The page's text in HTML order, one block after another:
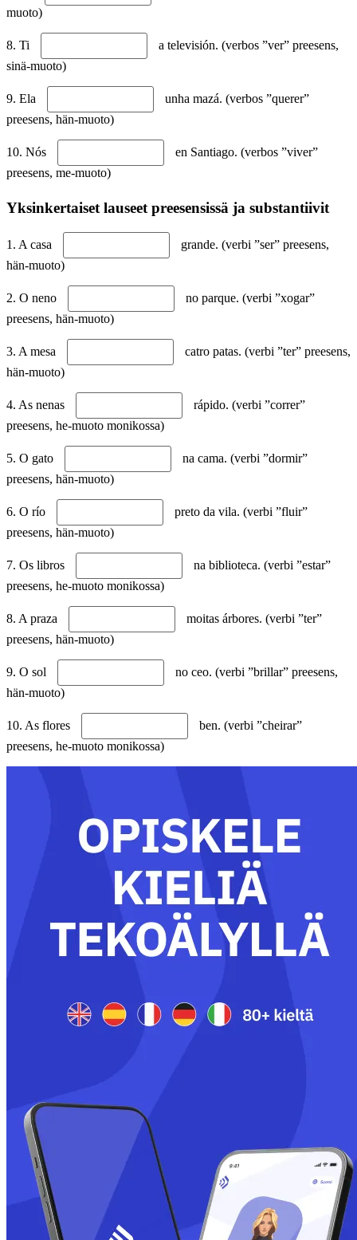
muoto)
8. Ti
a televisión. (verbos ”ver” preesens,
sinä-muoto)
9. Ela
unha mazá. (verbos ”querer”
preesens, hän-muoto)
10. Nós
en Santiago. (verbos ”viver”
preesens, me-muoto)
Yksinkertaiset lauseet preesensissä ja substantiivit
1. A casa
grande. (verbi ”ser” preesens,
hän-muoto)
2. O neno
no parque. (verbi ”xogar”
preesens, hän-muoto)
3. A mesa
catro patas. (verbi ”ter” preesens,
hän-muoto)
4. As nenas
rápido. (verbi ”correr”
preesens, he-muoto monikossa)
5. O gato
na cama. (verbi ”dormir”
preesens, hän-muoto)
6. O río
preto da vila. (verbi ”fluir”
preesens, hän-muoto)
7. Os libros
na biblioteca. (verbi ”estar”
preesens, he-muoto monikossa)
8. A praza
moitas árbores. (verbi ”ter”
preesens, hän-muoto)
9. O sol
no ceo. (verbi ”brillar” preesens,
hän-muoto)
10. As flores
ben. (verbi ”cheirar”
preesens, he-muoto monikossa)